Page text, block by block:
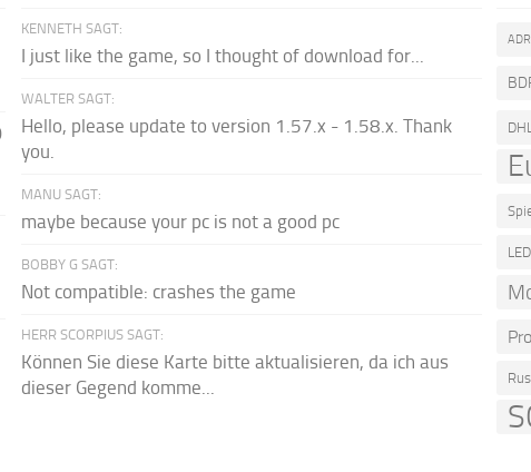
KENNETH SAGT:
I just like the game, so I thought of download for...
WALTER SAGT:
Hello, please update to version 1.57.x - 1.58.x. Thank
you.
MANU SAGT:
maybe because your pc is not a good pc
BOBBY G SAGT:
Not compatible: crashes the game
HERR SCORPIUS SAGT:
Können Sie diese Karte bitte aktualisieren, da ich aus
dieser Gegend komme...
ADR
LED